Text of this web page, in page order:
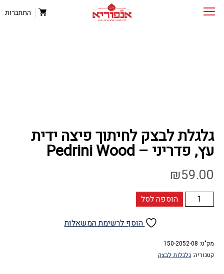
התחברות
גלגלת לבצק לחיתוך פיצה ידית
עץ, פדריני – Pedrini Wood
₪59.00
כמות
של
לחיתוך
פיצה
הוספה לסל
הוסף לרשימת המשאלות
מק"ט: 150-2052-08
קטגוריה: גלגלות לבצק